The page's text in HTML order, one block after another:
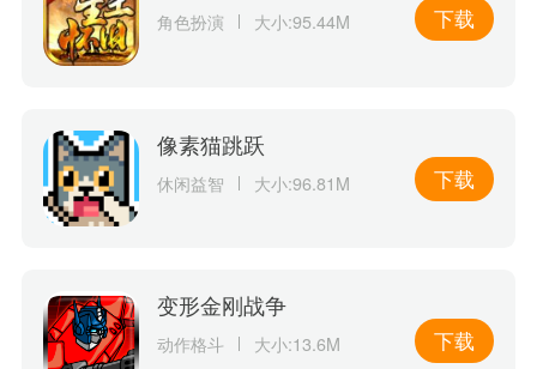
角色扮演 大小:95.44M 下载
像素猫跳跃
休闲益智 大小:96.81M 下载
变形金刚战争
动作格斗 大小:13.6M 下载